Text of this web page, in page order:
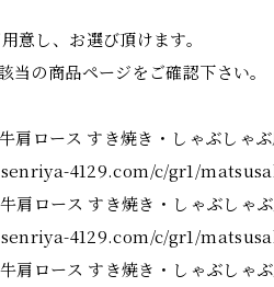
意し、お選び頂けます。
当の商品ページをご確認下さい。
肩ロース すき焼き・しゃぶしゃ
4129.com/c/gr1/
肩ロース すき焼き・しゃぶしゃ
4129.com/c/gr1/
肩ロース すき焼き・しゃぶしゃ